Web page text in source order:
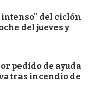
del ciclón
del jueves y
pedido de ayuda
tras incendio de